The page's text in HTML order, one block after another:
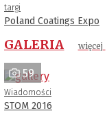
targi
Poland Coatings Expo
GALERIA więcej
59
Wiadomości
STOM 2016